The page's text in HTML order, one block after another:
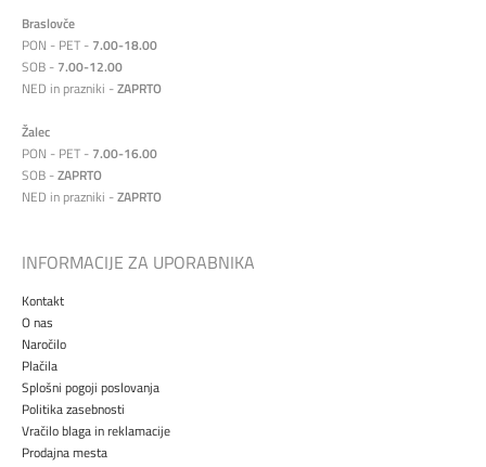
Braslovče
PON - PET - 7.00-18.00
SOB - 7.00-12.00
NED in prazniki -ZAPRTO
Žalec
PON - PET - 7.00-16.00
SOB -ZAPRTO
NED in prazniki -ZAPRTO
INFORMACIJE ZA UPORABNIKA
Kontakt
O nas
Naročilo
Plačila
Splošni pogoji poslovanja
Politika zasebnosti
Vračilo blaga in reklamacije
Prodajna mesta